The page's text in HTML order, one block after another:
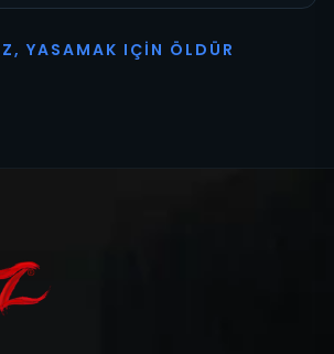
Z, YASAMAK I ÇI N Ö L D Ü R